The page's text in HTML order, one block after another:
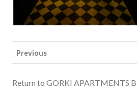
Previous
Return to GORKI APARTMENTS